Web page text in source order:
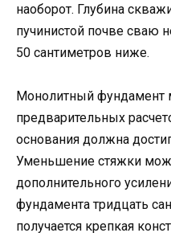
наоборот. Глубина
пучинистой почве сваю
50 сантиметров ниже.
Монолитный фундамент
предварительных
основания должна
Уменьшение стяжки
дополнительного
фундамента тридцать
получается крепкая